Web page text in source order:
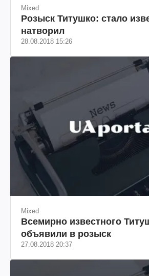
Mixed
Розыск Титушко: стало
натворил
28.08.2018 15:26
Mixed
Всемирно известного
объявили в розыск
27.08.2018 20:37